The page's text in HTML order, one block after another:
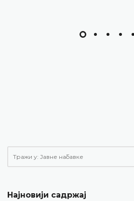
Најновији садржај